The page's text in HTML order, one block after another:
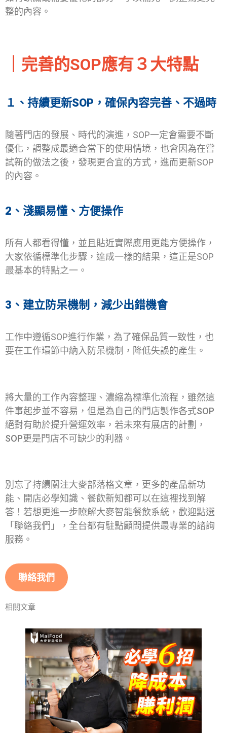
整的內容。
｜完善的SOP應有３大特點
１、持續更新SOP，確保內容完善、不過時
隨著門店的發展、時代的演進，SOP一定會需要不斷
優化，調整成最適合當下的使用情境，也會因為在嘗
試新的做法之後，發現更合宜的方式，進而更新SOP
的內容。
2、淺顯易懂、方便操作
所有人都看得懂，並且貼近實際應用更能方便操作，
大家依循標準化步驟，達成一樣的結果，這正是SOP
最基本的特點之一。
3、建立防呆機制，減少出錯機會
工作中遵循SOP進行作業，為了確保品質一致性，也
要在工作環節中納入防呆機制，降低失誤的產生。
將大量的工作內容整理、濃縮為標準化流程，雖然這
件事起步並不容易，但是為自己的門店製作各式SOP
絕對有助於提升營運效率，若未來有展店的計劃，
SOP更是門店不可缺少的利器。
別忘了持續關注大麥部落格文章，更多的產品新功
能、開店必學知識、餐飲新知都可以在這裡找到解
答！若想更進一步瞭解大麥智能餐飲系統，歡迎點選
「聯絡我們」，全台都有駐點顧問提供最專業的諮詢
服務。
聯絡我們
相關文章